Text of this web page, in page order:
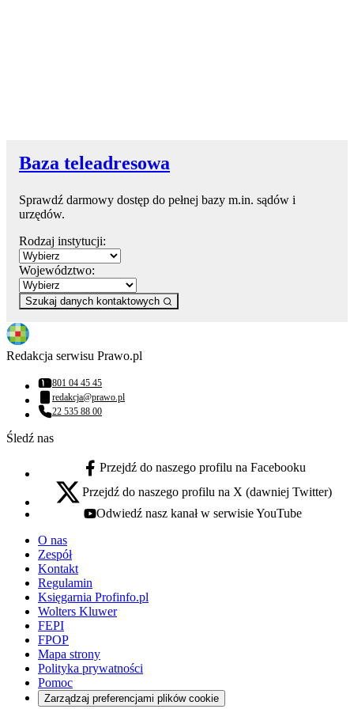
Baza teleadresowa
Sprawdź darmowy dostęp do pełnej bazy m.in. sądów i
urzędów.
Rodzaj instytucji:
Województwo:
Szukaj danych kontaktowych
Redakcja serwisu Prawo.pl
Numer telefonu:
801 04 45 45
Adres email:
redakcja@prawo.pl
Numer telefonu:
22 535 88 00
Śledź nas
facebook - otwiera się w nowej karcie
Przejdź do naszego profilu na Facebooku
x - otwiera się w nowej karcie
Przejdź do naszego profilu na X (dawniej Twitter)
youtube - otwiera się w nowej karcie
Odwiedź nasz kanał w serwisie YouTube
O nas
Zespół
Kontakt
Regulamin
Księgarnia Profinfo.pl
Wolters Kluwer
FEPI
FPOP
Mapa strony
Polityka prywatności
Pomoc
Zarządzaj preferencjami plików cookie